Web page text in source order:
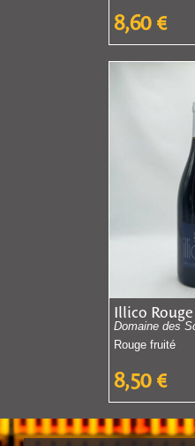
8,60 €
Illico Rouge
Domaine des
Rouge fruité
8,50 €